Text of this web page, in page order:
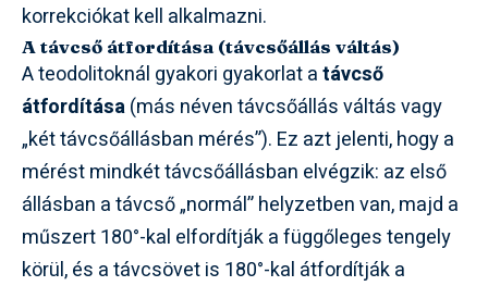
korrekciókat kell alkalmazni.
A távcső átfordítása (távcsőállás váltás)
A teodolitoknál gyakori gyakorlat atávcső
átfordítása(más néven távcsőállás váltás vagy
„két távcsőállásban mérés”). Ez azt jelenti, hogy a
mérést mindkét távcsőállásban elvégzik: az első
állásban a távcső „normál” helyzetben van, majd a
műszert 180°-kal elfordítják a függőleges tengely
körül, és a távcsövet is 180°-kal átfordítják a